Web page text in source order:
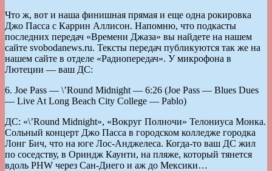
Что ж, вот и наша финишная прямая и еще одна рокировка
Джо Пасса с Каррин Аллисон. Напомню, что подкасты
последних передач «Времени Джаза» вы найдете на нашем
сайте svobodanews.ru. Тексты передач публикуются так же на
нашем сайте в отделе «Радиопередач». У микрофона в
Лютеции — ваш ДС:
6. Joe Pass — \’Round Midnight — 6:26 (Joe Pass — Blues Dues
— Live At Long Beach City College — Pablo)
ДС: «\’Round Midnight», «Вокруг Полночи» Телониуса Монка.
Сольный концерт Джо Пасса в городском колледже городка
Лонг Бич, что на юге Лос-Анджелеса. Когда-то ваш ДС жил
по соседству, в Ориндж Каунти, на пляже, который тянется
вдоль PHW через Сан-Диего и аж до Мексики…